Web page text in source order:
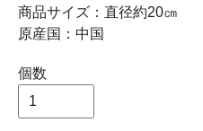
商品サイズ：直径約20㎝
原産国：中国
個数